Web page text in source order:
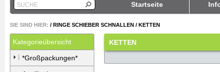
Startseite
SUCHE
SIE SIND HIER: / RINGE SCHIEBER SCHNALLEN / KETTEN
Kategorieübersicht
*Großpackungen*
KETTEN